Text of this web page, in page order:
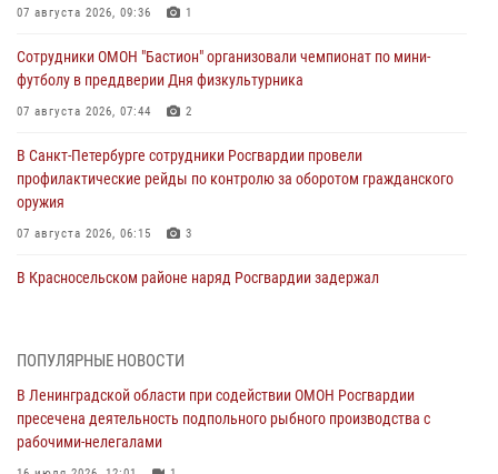
07 августа 2026, 09:36 1
Сотрудники ОМОН "Бастион" организовали чемпионат по мини-
футболу в преддверии Дня физкультурника
07 августа 2026, 07:44 2
В Санкт-Петербурге сотрудники Росгвардии провели
профилактические рейды по контролю за оборотом гражданского
оружия
07 августа 2026, 06:15 3
В Красносельском районе наряд Росгвардии задержал
06 августа 2026, 13:39 1
В Центральном районе росгвардейцы оперативно задержали
хулигана, стрелявшего из пускового устройства рядом с жилыми
домами
ПОПУЛЯРНЫЕ НОВОСТИ
В Ленинградской области при содействии ОМОН Росгвардии
пресечена деятельность подпольного рыбного производства с
рабочими-нелегалами